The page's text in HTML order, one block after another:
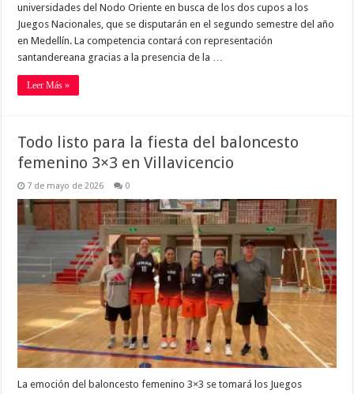
universidades del Nodo Oriente en busca de los dos cupos a los
Juegos Nacionales, que se disputarán en el segundo semestre del año
en Medellín. La competencia contará con representación
santandereana gracias a la presencia de la …
Leer Más »
Todo listo para la fiesta del baloncesto
femenino 3×3 en Villavicencio
7 de mayo de 2026 0
La emoción del baloncesto femenino 3×3 se tomará los Juegos